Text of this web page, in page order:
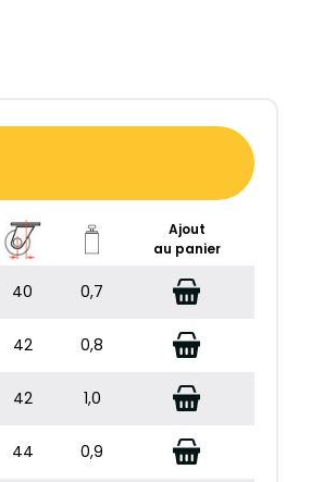
Ajout
au panier
40 0,7
42 0,8
42 1,0
44 0,9